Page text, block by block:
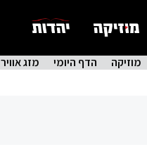
מוזיקה הדף היומי מזג אוויר